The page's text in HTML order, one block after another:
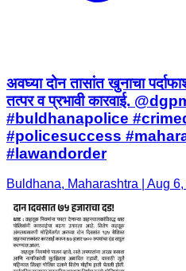
अवघ्या दोन तासांत खुनाचा
तत्पर व प्रभावी कारवाई.
#buldhanapolice
#policesuccess
#lawandorder
Buldhana, Maharashtra | Aug